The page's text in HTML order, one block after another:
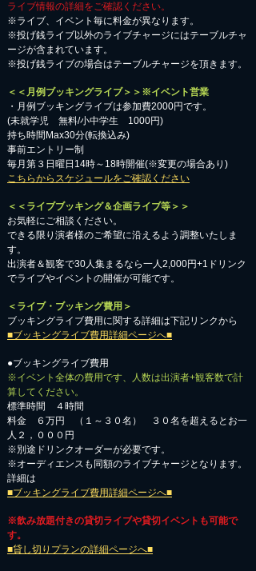
ライブ情報の詳細をご確認ください。
※ライブ、イベント毎に料金が異なります。
※投げ銭ライブ以外のライブチャージにはテーブルチャ
ージが含まれています。
※投げ銭ライブの場合はテーブルチャージを頂きます。
＜＜月例ブッキングライブ＞＞※イベント営業
・月例ブッキングライブは参加費2000円です。
​(未就学児 無料/小中学生 1000円)
持ち時間Max30分(転換込み)
事前エントリー制
毎月第３日曜日14時～18時開催(※変更の場合あり)
こちらからスケジュールをご確認ください
＜＜ライブブッキング＆企画ライブ等＞＞
お気軽にご相談ください。​
​できる限り演者様のご希望に沿えるよう調整いたしま
す。
出演者＆観客で30人集まるなら一人2,000円+1ドリンク
でライブやイベントの開催が可能です。
＜ライブ・ブッキング費用＞
ブッキングライブ費用に関する詳細は下記リンクから
■ブッキングライブ費用詳細ページへ■
●ブッキングライブ費用
※イベント全体の費用です、人数は出演者+観客数で計
算してください。
標準時間 ４時間
料金 ６万円 （１～３０名） ３０名を超えるとお一
人２，０００円
※別途ドリンクオーダーが必要です。
※オーディエンスも同額のライブチャージとなります。
詳細は
■ブッキングライブ費用詳細ページへ■
※飲み放題付きの貸切ライブや貸切イベントも可能で
す。
■貸し切りプランの詳細ページへ■